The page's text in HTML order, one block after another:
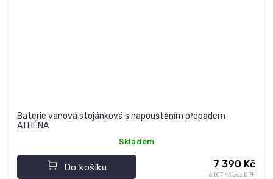
Baterie vanová stojánková s napouštěním přepadem
ATHÉNA
Skladem
6 107 Kč bez DPH
7 390 Kč
Do košíku